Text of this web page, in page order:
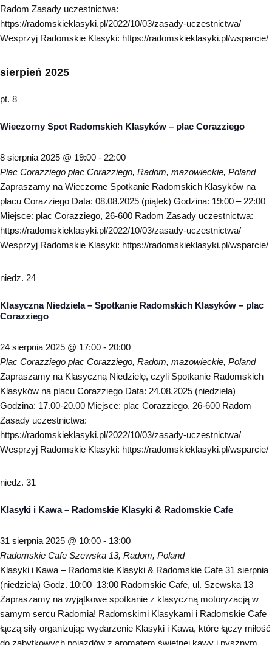
Radom Zasady uczestnictwa:
https://radomskieklasyki.pl/2022/10/03/zasady-uczestnictwa/
Wesprzyj Radomskie Klasyki: https://radomskieklasyki.pl/wsparcie/
sierpień 2025
pt. 8
Wieczorny Spot Radomskich Klasyków – plac Corazziego
8 sierpnia 2025 @ 19:00 - 22:00
Plac Corazziego plac Corazziego, Radom, mazowieckie, Poland
Zapraszamy na Wieczorne Spotkanie Radomskich Klasyków na
placu Corazziego Data: 08.08.2025 (piątek) Godzina: 19:00 – 22:00
Miejsce: plac Corazziego, 26-600 Radom Zasady uczestnictwa:
https://radomskieklasyki.pl/2022/10/03/zasady-uczestnictwa/
Wesprzyj Radomskie Klasyki: https://radomskieklasyki.pl/wsparcie/
niedz. 24
Klasyczna Niedziela – Spotkanie Radomskich Klasyków – plac
Corazziego
24 sierpnia 2025 @ 17:00 - 20:00
Plac Corazziego plac Corazziego, Radom, mazowieckie, Poland
Zapraszamy na Klasyczną Niedzielę, czyli Spotkanie Radomskich
Klasyków na placu Corazziego Data: 24.08.2025 (niedziela)
Godzina: 17.00-20.00 Miejsce: plac Corazziego, 26-600 Radom
Zasady uczestnictwa:
https://radomskieklasyki.pl/2022/10/03/zasady-uczestnictwa/
Wesprzyj Radomskie Klasyki: https://radomskieklasyki.pl/wsparcie/
niedz. 31
Klasyki i Kawa – Radomskie Klasyki & Radomskie Cafe
31 sierpnia 2025 @ 10:00 - 13:00
Radomskie Cafe Szewska 13, Radom, Poland
Klasyki i Kawa – Radomskie Klasyki & Radomskie Cafe 31 sierpnia
(niedziela) Godz. 10:00–13:00 Radomskie Cafe, ul. Szewska 13
Zapraszamy na wyjątkowe spotkanie z klasyczną motoryzacją w
samym sercu Radomia! Radomskimi Klasykami i Radomskie Cafe
łączą siły organizując wydarzenie Klasyki i Kawa, które łączy miłość
do zabytkowych pojazdów z aromatem świetnej kawy i pysznym